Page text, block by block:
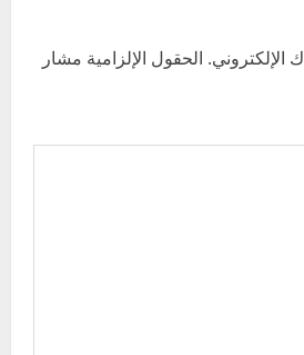
الإلكتروني. الحقول الإلزامية مشار